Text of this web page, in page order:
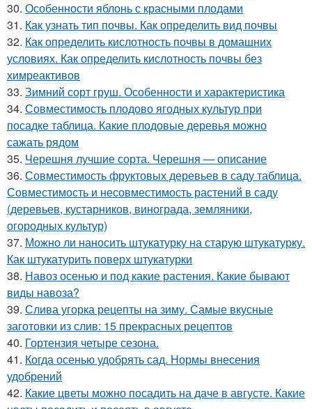
30. Особенности яблонь с красными плодами
31. Как узнать тип почвы. Как определить вид почвы
32. Как определить кислотность почвы в домашних
условиях. Как определить кислотность почвы без
химреактивов
33. Зимний сорт груш. Особенности и характеристика
34. Совместимость плодово ягодных культур при
посадке таблица. Какие плодовые деревья можно
сажать рядом
35. Черешня лучшие сорта. Черешня — описание
36. Совместимость фруктовых деревьев в саду таблица.
Совместимость и несовместимость растений в саду
(деревьев, кустарников, винограда, земляники,
огородных культур)
37. Можно ли наносить штукатурку на старую штукатурку.
Как штукатурить поверх штукатурки
38. Навоз осенью и под какие растения. Какие бывают
виды навоза?
39. Слива угорка рецепты на зиму. Самые вкусные
заготовки из слив: 15 прекрасных рецептов
40. Гортензия четыре сезона.
41. Когда осенью удобрять сад. Нормы внесения
удобрений
42. Какие цветы можно посадить на даче в августе. Какие